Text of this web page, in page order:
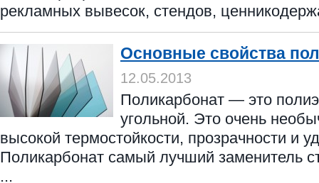
рекламных вывесок, стендов,
Основные свойства
12.05.2013
Поликарбонат — это
угольной. Это очень
высокой термостойкости, прозрачности и
Поликарбонат самый лучший заменитель
...